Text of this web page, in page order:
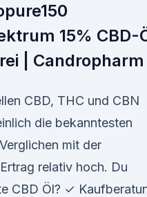
15% CBD-
| Candropharm
CBD, THC und CBN
die bekanntesten
mit der
relativ hoch. Du
CBD Öl? ✓